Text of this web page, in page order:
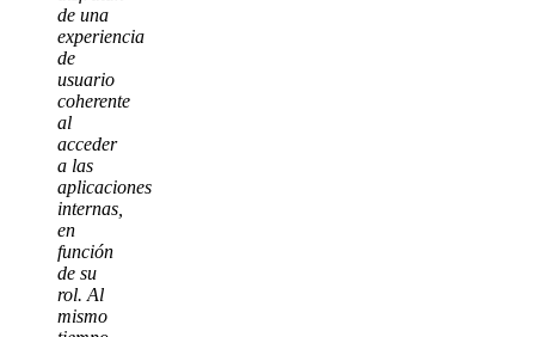
de una
experiencia
de
usuario
coherente
al
acceder
a las
aplicaciones
internas,
en
función
de su
rol. Al
mismo